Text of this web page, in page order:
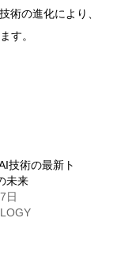
術の進化により、
す。
技術の最新ト
未来
日